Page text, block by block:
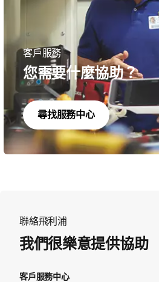
客戶服務
您需要什麼協助？
尋找服務中心
聯絡飛利浦
我們很樂意提供協助
客戶服務中心